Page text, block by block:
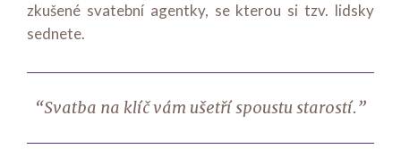
zkušené svatební agentky, se kterou si tzv. lidsky
sednete.
“Svatba na klíč vám ušetří spoustu starostí.”